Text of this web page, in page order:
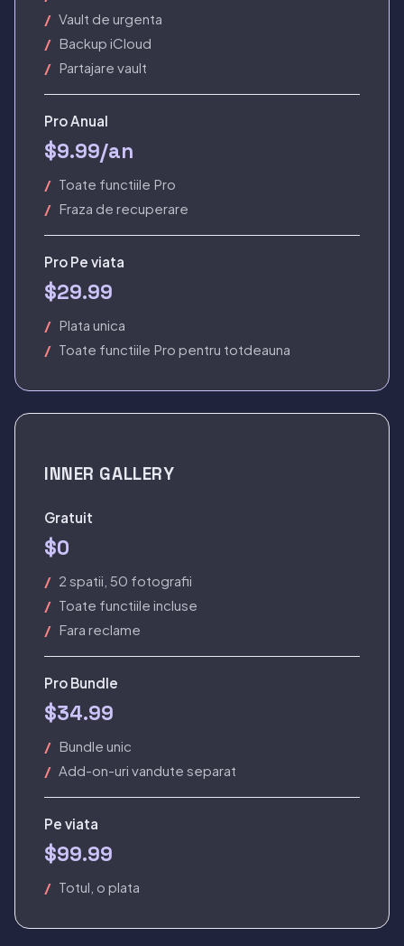
Vault de urgenta
Backup iCloud
Partajare vault
Pro Anual
$9.99/an
Toate functiile Pro
Fraza de recuperare
Pro Pe viata
$29.99
Plata unica
Toate functiile Pro pentru totdeauna
INNER GALLERY
Gratuit
$0
2 spatii, 50 fotografii
Toate functiile incluse
Fara reclame
Pro Bundle
$34.99
Bundle unic
Add-on-uri vandute separat
Pe viata
$99.99
Totul, o plata